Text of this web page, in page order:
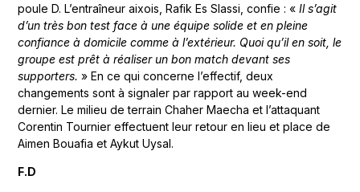
poule D. L’entraîneur aixois, Rafik Es Slassi, confie : «Il s’agit
d’un très bon test face à une équipe solide et en pleine
confiance à domicile comme à l’extérieur. Quoi qu’il en soit, le
groupe est prêt à réaliser un bon match devant ses
supporters.» En ce qui concerne l’effectif, deux
changements sont à signaler par rapport au week-end
dernier. Le milieu de terrain Chaher Maecha et l’attaquant
Corentin Tournier effectuent leur retour en lieu et place de
Aimen Bouafia et Aykut Uysal.
F.D